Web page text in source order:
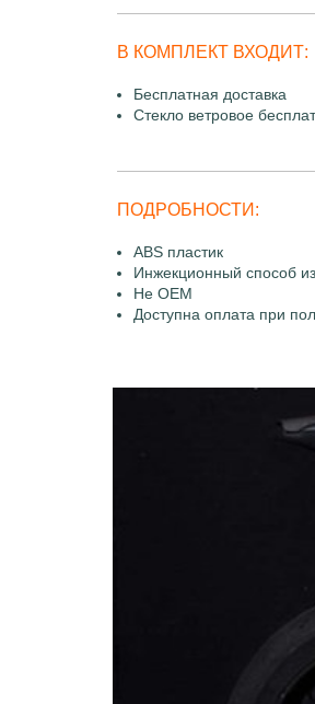
В КОМПЛЕКТ ВХОДИТ:
Бесплатная доставка
Стекло ветровое
ПОДРОБНОСТИ:
ABS пластик
Инжекционный способ
Не OEM
Доступна оплата при